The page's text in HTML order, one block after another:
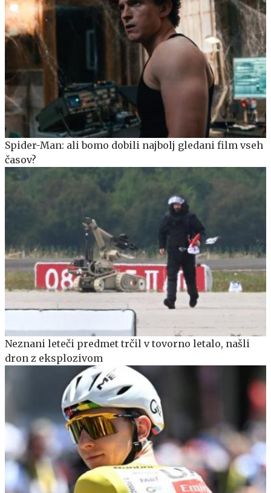
Spider-Man: ali bomo dobili najbolj gledani film vseh
časov?
Neznani leteči predmet trčil v tovorno letalo, našli
dron z eksplozivom